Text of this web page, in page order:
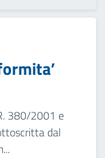
380/2001 e
dal